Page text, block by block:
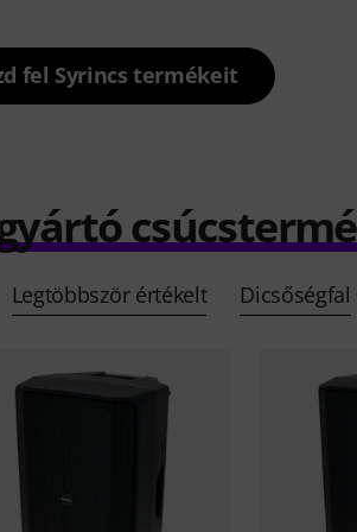
fel Syrincs termékeit
Legtöbbször értékelt Dicsőségfal